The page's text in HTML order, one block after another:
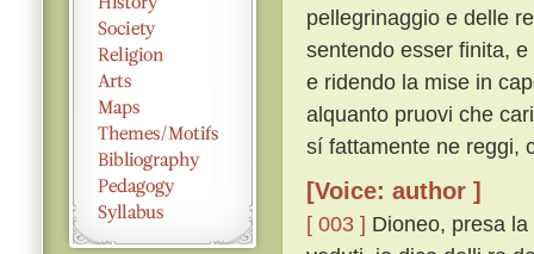
pellegrinaggio e delle
sentendo esser finita,
e ridendo la mise in
alquanto pruovi che
sí fattamente ne reggi,
[Voice: author ]
[ 003 ] Dioneo, presa